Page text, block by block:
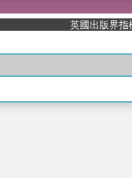
英國出版界指